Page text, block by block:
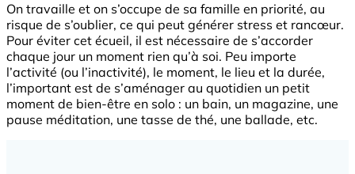
On travaille et on s’occupe de sa famille en priorité, au
risque de s’oublier, ce qui peut générer stress et rancœur.
Pour éviter cet écueil, il est nécessaire de s’accorder
chaque jour un moment rien qu’à soi. Peu importe
l’activité (ou l’inactivité), le moment, le lieu et la durée,
l’important est de s’aménager au quotidien un petit
moment de bien-être en solo : un bain, un magazine, une
pause méditation, une tasse de thé, une ballade, etc.